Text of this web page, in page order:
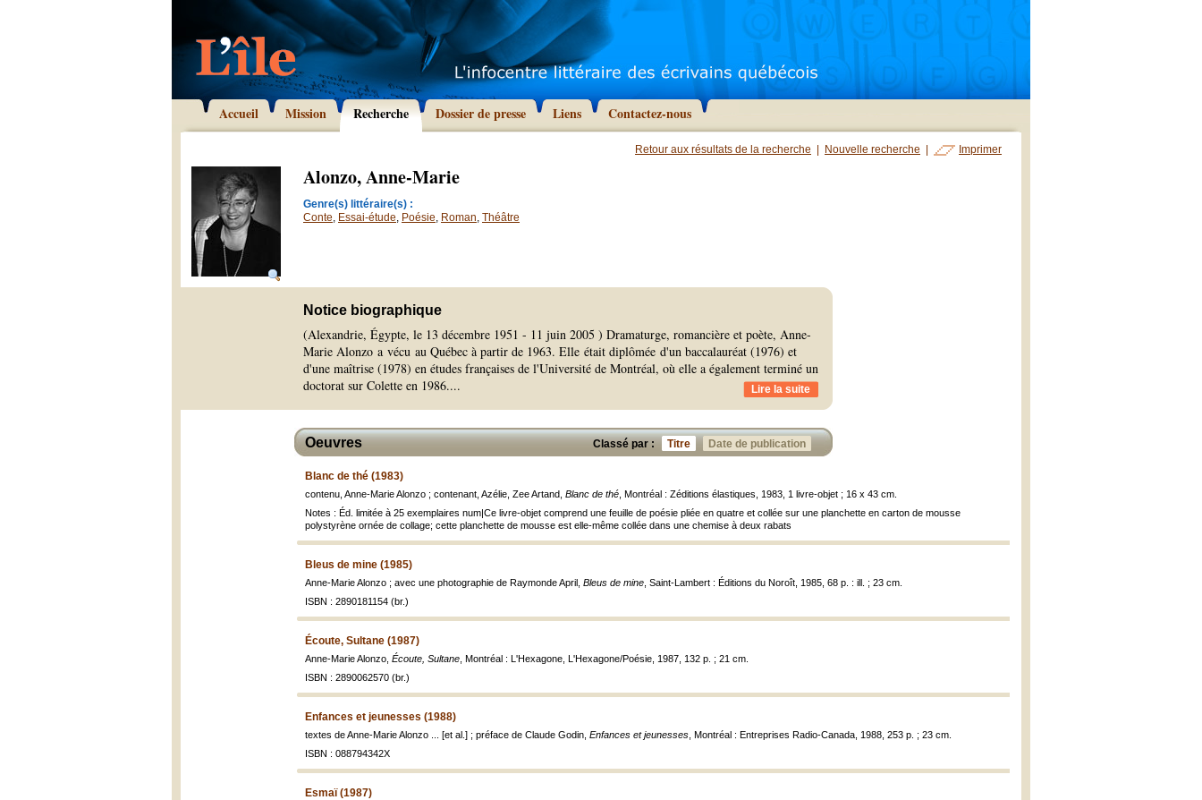
Accueil Mission Recherche Dossier de presse Liens Contactez-nous
Retour aux résultats de la recherche Nouvelle recherche Imprimer
Alonzo, Anne-Marie
Genre(s) littéraire(s) :
Conte, Essai-étude, Poésie, Roman, Théâtre
Notice biographique
(Alexandrie, Égypte, le 13 décembre 1951 - 11 juin 2005 ) Dramaturge, romancière et poète, Anne-
Marie Alonzo a vécu au Québec à partir de 1963. Elle était diplômée d'un baccalauréat (1976) et
d'une maîtrise (1978) en études françaises de l'Université de Montréal, où elle a également terminé un
doctorat sur Colette en 1986.... Lire la suite
Classé par : Titre Date de publication
Oeuvres
Blanc de thé (1983)
contenu, Anne-Marie Alonzo ; contenant, Azélie, Zee Artand, Blanc de thé , Montréal : Zéditions élastiques, 1983, 1 livre-objet ; 16 x 43 cm.
Notes : Éd. limitée à 25 exemplaires num|Ce livre-objet comprend une feuille de poésie pliée en quatre et collée sur une planchette en carton de mousse
polystyrène ornée de collage; cette planchette de mousse est elle-même collée dans une chemise à deux rabats
Bleus de mine (1985)
Anne-Marie Alonzo ; avec une photographie de Raymonde April, Bleus de mine , Saint-Lambert : Éditions du Noroît, 1985, 68 p. : ill. ; 23 cm.
ISBN : 2890181154 (br.)
Écoute, Sultane (1987)
Anne-Marie Alonzo, Écoute, Sultane , Montréal : L'Hexagone, L'Hexagone/Poésie, 1987, 132 p. ; 21 cm.
ISBN : 2890062570 (br.)
Enfances et jeunesses (1988)
textes de Anne-Marie Alonzo ... [et al.] ; préface de Claude Godin, Enfances et jeunesses , Montréal : Entreprises Radio-Canada, 1988, 253 p. ; 23 cm.
ISBN : 088794342X
Esmaï (1987)